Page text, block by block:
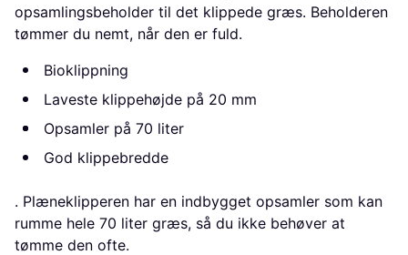
opsamlingsbeholder til det klippede græs. Beholderen
tømmer du nemt, når den er fuld.
Bioklippning
Laveste klippehøjde på 20 mm
Opsamler på 70 liter
God klippebredde
. Plæneklipperen har en indbygget opsamler som kan
rumme hele 70 liter græs, så du ikke behøver at
tømme den ofte.